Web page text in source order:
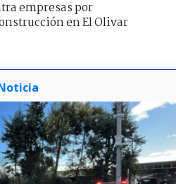
herido hombre egipcio asesinado en Coronel
de un detenido (Agencia UNO) | Edición BBCL